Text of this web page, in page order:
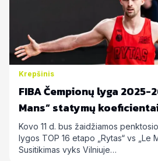
Krepšinis
FIBA Čempionų lyga 2025-
Mans“ statymų
Kovo 11 d. bus žaidžiamos
lygos TOP 16 etapo „Rytas“ vs „Le
Susitikimas vyks Vilniuje…